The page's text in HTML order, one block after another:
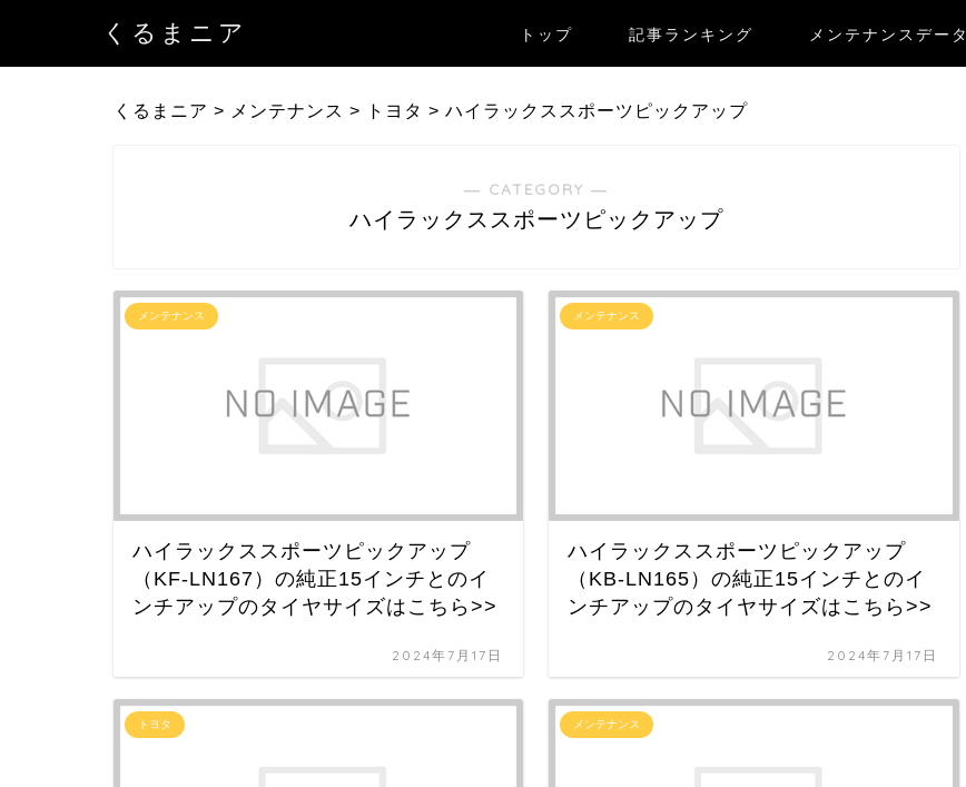
くるまニア トップ 記事ランキング メンテナンスデータ
くるまニア > メンテナンス > トヨタ > ハイラックススポーツピックアップ
― CATEGORY ―
ハイラックススポーツピックアップ
メンテナンス
ハイラックススポーツピックアップ
（KF-LN167）の純正15インチとのイ
ンチアップのタイヤサイズはこちら>>
2024年7月17日
メンテナンス
ハイラックススポーツピックアップ
（KB-LN165）の純正15インチとのイ
ンチアップのタイヤサイズはこちら>>
2024年7月17日
トヨタ メンテナンス